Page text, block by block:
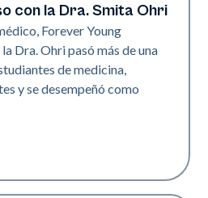
con la Dra. Smita Ohri
Forever Young
Dra. Ohri pasó más de una
de medicina,
y se desempeñó como